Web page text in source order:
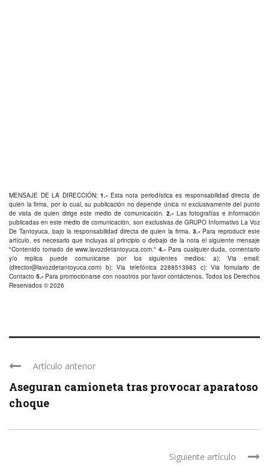
MENSAJE DE LA DIRECCIÓN:1.- Esta nota periodística es responsabilidad directa de
quien la firma, por lo cual, su publicación no depende única ni exclusivamente del punto
de vista de quien dirige este medio de comunicación.2.- Las fotografías e información
publicadas en este medio de comunicación, son exclusivas de GRUPO Informativo La Voz
De Tantoyuca, bajo la responsabilidad directa de quien la firma.3.- Para reproducir este
artículo, es necesario que incluyas al principio o debajo de la nota el siguiente mensaje
"Contenido tomado dewww.lavozdetantoyuca.com ." 4.- Para cualquier duda, comentario
y/o replica puede comunicarse por los siguientes medios: a): Via email:
(director@lavozdetantoyuca.com) b): Via telefónica 2288513983 c): Via fomulario de
Contacto 5.- Para promocionarse con nosotros por favorcontáctenos. Todos los Derechos
Reservados © 2026
Artículo anterior
Aseguran camioneta tras provocar aparatoso
choque
Siguiente artículo